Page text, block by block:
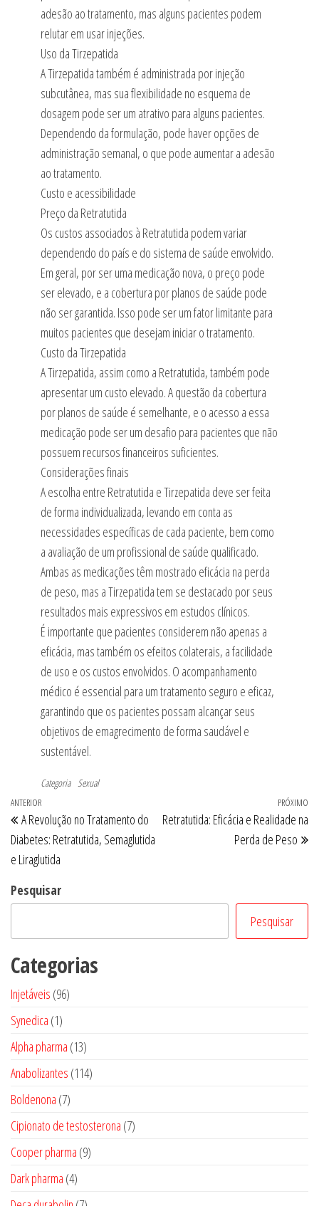
adesão ao tratamento, mas alguns pacientes podem
relutar em usar injeções.
Uso da Tirzepatida
A Tirzepatida também é administrada por injeção
subcutânea, mas sua flexibilidade no esquema de
dosagem pode ser um atrativo para alguns pacientes.
Dependendo da formulação, pode haver opções de
administração semanal, o que pode aumentar a adesão
ao tratamento.
Custo e acessibilidade
Preço da Retratutida
Os custos associados à Retratutida podem variar
dependendo do país e do sistema de saúde envolvido.
Em geral, por ser uma medicação nova, o preço pode
ser elevado, e a cobertura por planos de saúde pode
não ser garantida. Isso pode ser um fator limitante para
muitos pacientes que desejam iniciar o tratamento.
Custo da Tirzepatida
A Tirzepatida, assim como a Retratutida, também pode
apresentar um custo elevado. A questão da cobertura
por planos de saúde é semelhante, e o acesso a essa
medicação pode ser um desafio para pacientes que não
possuem recursos financeiros suficientes.
Considerações finais
A escolha entre Retratutida e Tirzepatida deve ser feita
de forma individualizada, levando em conta as
necessidades específicas de cada paciente, bem como
a avaliação de um profissional de saúde qualificado.
Ambas as medicações têm mostrado eficácia na perda
de peso, mas a Tirzepatida tem se destacado por seus
resultados mais expressivos em estudos clínicos.
É importante que pacientes considerem não apenas a
eficácia, mas também os efeitos colaterais, a facilidade
de uso e os custos envolvidos. O acompanhamento
médico é essencial para um tratamento seguro e eficaz,
garantindo que os pacientes possam alcançar seus
objetivos de emagrecimento de forma saudável e
sustentável.
Categoria Sexual
Navegação
de
Post
Post
anterior
ANTERIOR
A Revolução no Tratamento do
Diabetes: Retratutida, Semaglutida
e Liraglutida
PRÓXIMO
Retratutida: Eficácia e Realidade na
Perda de Peso
Pesquisar
Pesquisar
Categorias
Injetáveis 9696
Synedica 11
produto
Alpha pharma 1313
produtos
Anabolizantes 114114
Boldenona 77
produtos
Cipionato de testosterona 77
Cooper pharma 99
Dark pharma 44
produtos